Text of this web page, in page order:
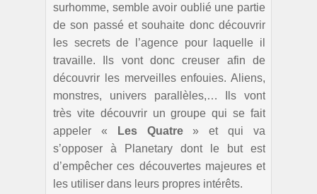
surhomme, semble avoir oublié une partie
de son passé et souhaite donc découvrir
les secrets de l’agence pour laquelle il
travaille. Ils vont donc creuser afin de
découvrir les merveilles enfouies. Aliens,
monstres, univers parallèles,… Ils vont
très vite découvrir un groupe qui se fait
appeler «
Les Quatre» et qui va
s’opposer à Planetary dont le but est
d’empêcher ces découvertes majeures et
les utiliser dans leurs propres intérêts.